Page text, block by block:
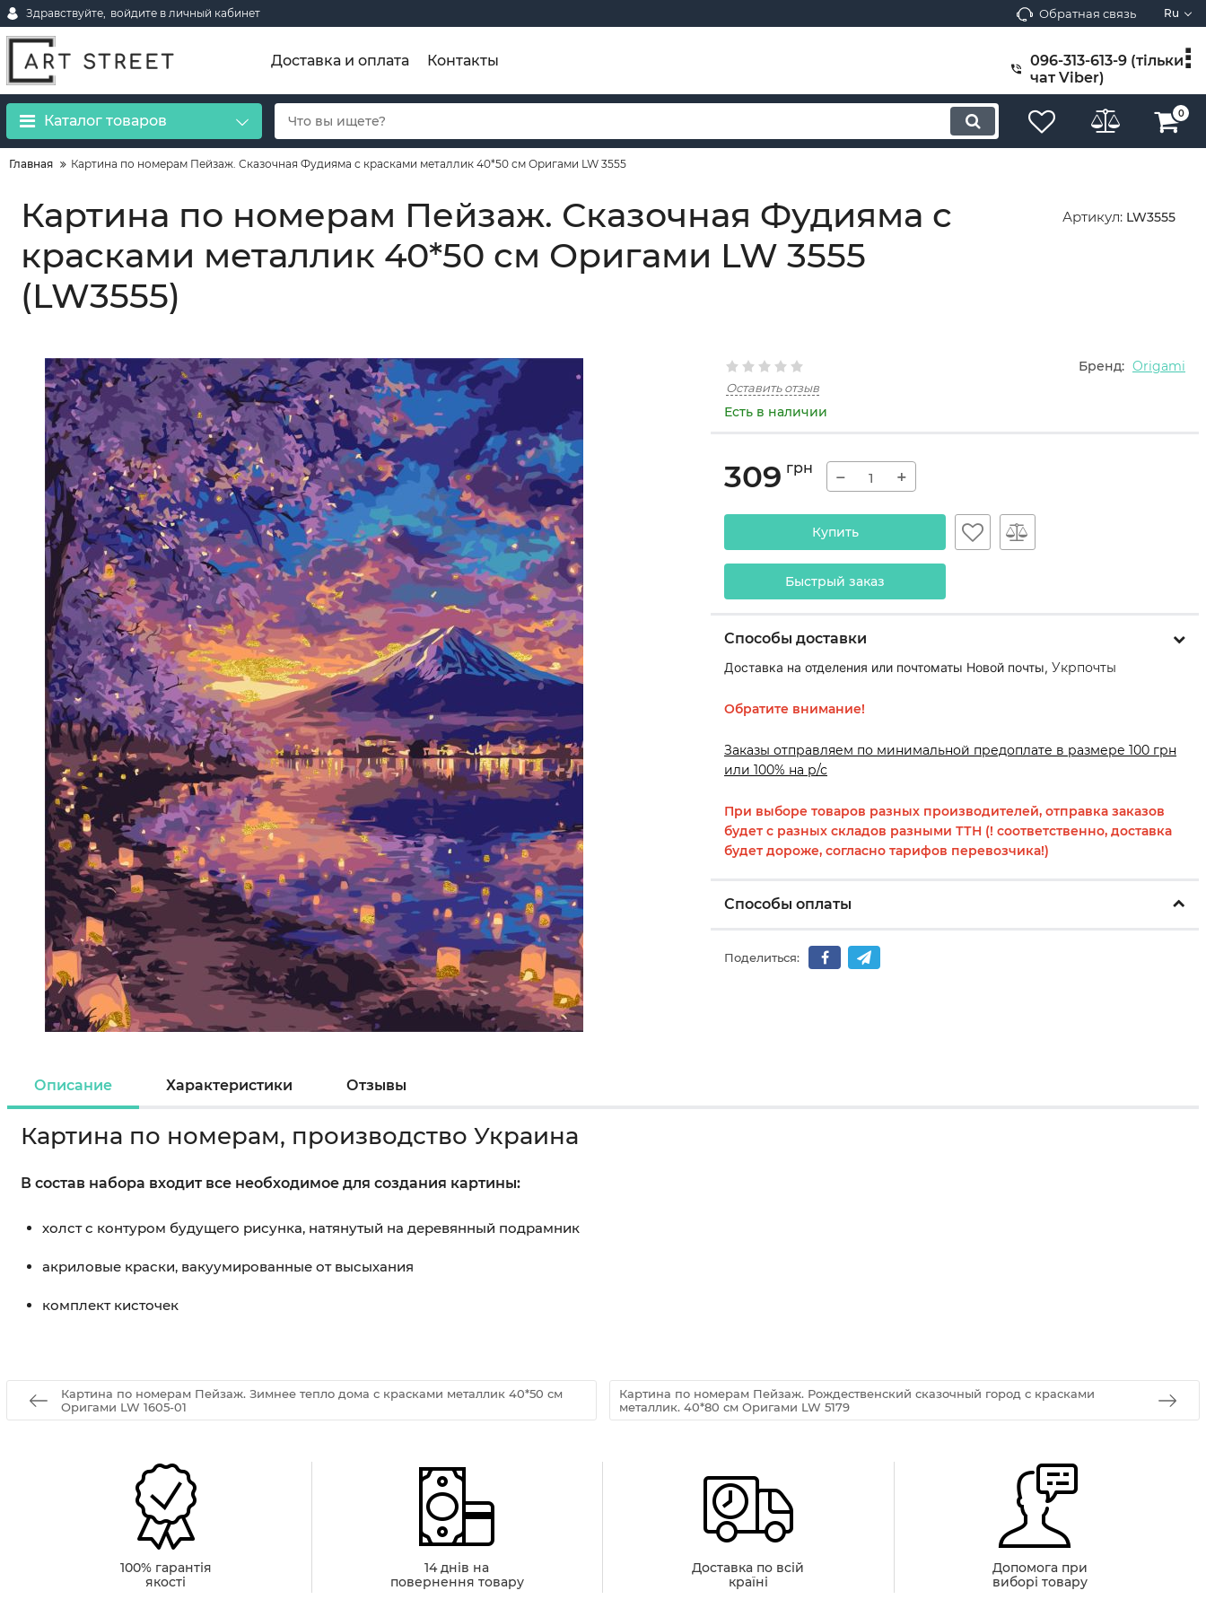
Здравствуйте, войдите в личный кабинет Обратная связь Ru
Доставка и оплата Контакты
096-313-613-9 (тільки
чат Viber)
Каталог товаров 0
Главная Картина по номерам Пейзаж. Сказочная Фудияма с красками металлик 40*50 см Оригами LW 3555
Картина по номерам Пейзаж. Сказочная Фудияма с
красками металлик 40*50 см Оригами LW 3555
(LW3555)
Артикул: LW3555
Бренд: Origami
Оставить отзыв
Есть в наличии
309 грн − +
Купить
Быстрый заказ
Способы доставки
Доставка на отделения или почтоматы Новой почты, Укрпочты
Обратите внимание!
Заказы отправляем по минимальной предоплате в размере 100 грн
или 100% на р/с
При выборе товаров разных производителей, отправка заказов
будет с разных складов разными ТТН (! соответственно, доставка
будет дороже, согласно тарифов перевозчика!)
Способы оплаты
Поделиться:
Описание Характеристики Отзывы
Картина по номерам, производство Украина
В состав набора входит все необходимое для создания картины:
холст с контуром будущего рисунка, натянутый на деревянный подрамник
акриловые краски, вакуумированные от высыхания
комплект кисточек
Картина по номерам Пейзаж. Зимнее тепло дома с красками металлик 40*50 см
Оригами LW 1605-01
Картина по номерам Пейзаж. Рождественский сказочный город с красками
металлик. 40*80 см Оригами LW 5179
100% гарантія
якості
14 днів на
повернення товару
Доставка по всій
країні
Допомога при
виборі товару